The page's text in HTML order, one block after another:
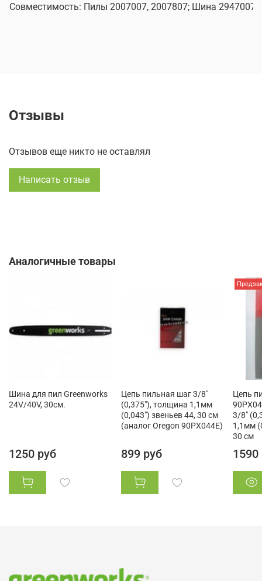
Совместимость: Пилы 2007007, 2007807; Шина 2947007.
Отзывы
Отзывов еще никто не оставлял
Написать отзыв
Аналогичные товары
Шина для пил Greenworks
24V/40V, 30см.
1250 руб
Цепь пильная шаг 3/8"
(0,375"), толщина 1,1мм
(0,043") звеньев 44, 30 см
(аналог Oregon 90PX044E)
899 руб
Цепь
3/8"
1,1мм
30 см
1590